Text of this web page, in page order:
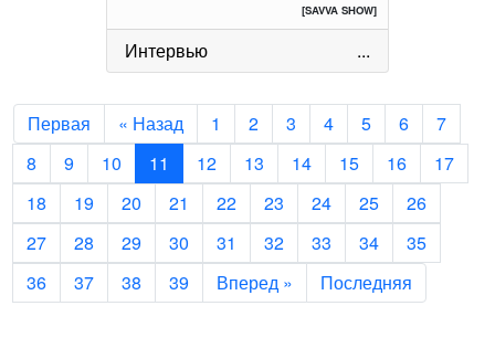
[SAVVA SHOW]
Интервью ...
Первая « Назад 1 2 3 4 5 6
7
8
9 10 11 12 13 14 15 16
17
18
19 20 21 22 23 24 25
26
27
28 29 30 31 32 33 34
35
36
37 38 39 Вперед » Последняя